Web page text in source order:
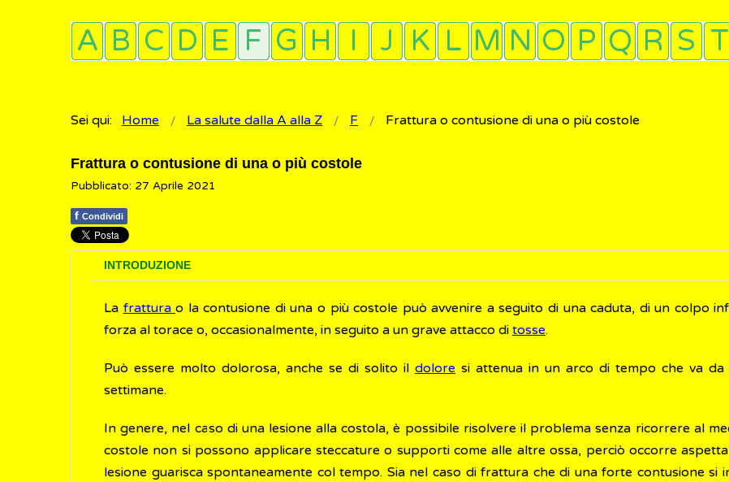
Sei qui: Home La salute dalla A alla Z F Frattura o contusione di una o più costole
Frattura o contusione di una o più costole
Pubblicato: 27 Aprile 2021
f Condividi
INTRODUZIONE
La fratturao la contusione di una o più costole può avvenire a seguito di una caduta, di un colpo
forza al torace o, occasionalmente, in seguito a un grave attacco di tosse.
Può essere molto dolorosa, anche se di solito il dolore si attenua in un arco di tempo che va
settimane.
In genere, nel caso di una lesione alla costola, è possibile risolvere il problema senza ricorrere al
costole non si possono applicare steccature o supporti come alle altre ossa, perciò occorre
lesione guarisca spontaneamente col tempo. Sia nel caso di frattura che di una forte contusione si